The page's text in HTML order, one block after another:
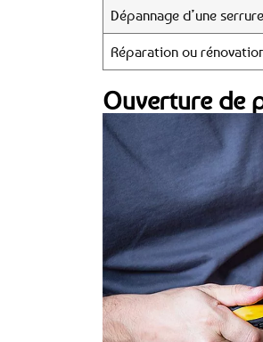
Dépannage d’une
Réparation ou
Ouverture de